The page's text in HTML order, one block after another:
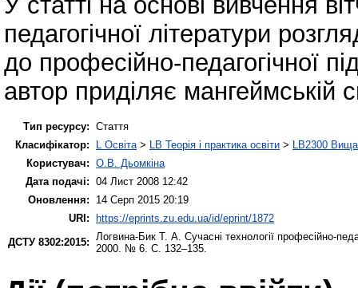
педагогічної літератури
до професійно-педагогічної
автор приділяє мангеймській
Тип ресурсу: Стаття
Класифікатор:
L Освіта > LB Теорія і практика освіти > LB2300 Вища
Користувач: О.В. Дьомкіна
Дата подачі: 04 Лист 2008 12:42
Оновлення:
14 Серп 2015 20:19
URI: https://eprints.zu.edu.ua/id/eprint/1872
ДСТУ 8302:2015:
Логвина-Бик Т. А. Сучасні технології професійно-
2000. № 6. С. 132–135.